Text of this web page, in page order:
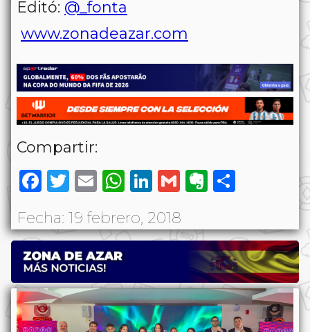
Editó: @_fonta
www.zonadeazar.com
Compartir:
Facebook
Twitter
EmailWhatsApp
LinkedIn
GmailEvernote
Fecha: 19 febrero, 2018